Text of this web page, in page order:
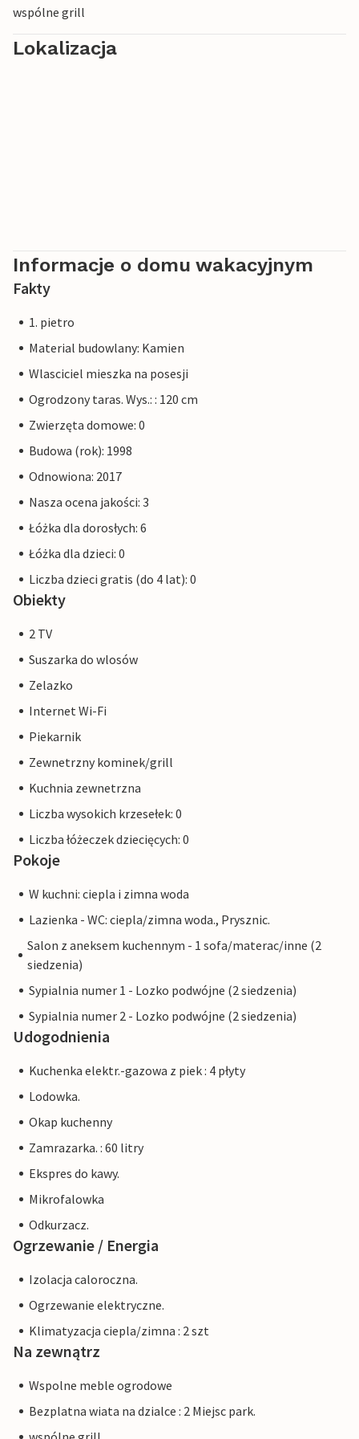
wspólne grill
Lokalizacja
Informacje o domu wakacyjnym
Fakty
1. pietro
Material budowlany: Kamien
Wlasciciel mieszka na posesji
Ogrodzony taras. Wys.: : 120 cm
Zwierzęta domowe: 0
Budowa (rok): 1998
Odnowiona: 2017
Nasza ocena jakości: 3
Łóżka dla dorosłych: 6
Łóżka dla dzieci: 0
Liczba dzieci gratis (do 4 lat): 0
Obiekty
2 TV
Suszarka do wlosów
Zelazko
Internet Wi-Fi
Piekarnik
Zewnetrzny kominek/grill
Kuchnia zewnetrzna
Liczba wysokich krzesełek: 0
Liczba łóżeczek dziecięcych: 0
Pokoje
W kuchni: ciepla i zimna woda
Lazienka - WC: ciepla/zimna woda., Prysznic.
Salon z aneksem kuchennym - 1 sofa/materac/inne (2
siedzenia)
Sypialnia numer 1 - Lozko podwójne (2 siedzenia)
Sypialnia numer 2 - Lozko podwójne (2 siedzenia)
Udogodnienia
Kuchenka elektr.-gazowa z piek : 4 płyty
Lodowka.
Okap kuchenny
Zamrazarka. : 60 litry
Ekspres do kawy.
Mikrofalowka
Odkurzacz.
Ogrzewanie / Energia
Izolacja caloroczna.
Ogrzewanie elektryczne.
Klimatyzacja ciepla/zimna : 2 szt
Na zewnątrz
Wspolne meble ogrodowe
Bezplatna wiata na dzialce : 2 Miejsc park.